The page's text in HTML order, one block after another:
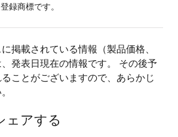
録商標です。
掲載されている情報（製品価格、
発表日現在の情報です。 その後予
ことがございますので、あらかじ
ェアする